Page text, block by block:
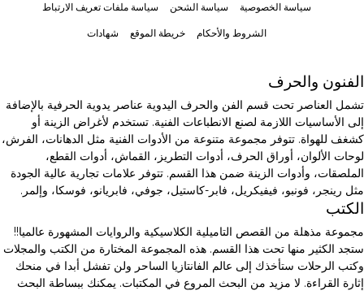
سياسة الخصوصية سياسة الشحن سياسة ملفات تعريف الارتباط
الشروط والأحكام خريطة الموقع شهادات
الفنون والحرف
تشمل العناصر تحت قسم الفن والحرف اليدوية عناصر يدوية الحرفية بالإضافة
إلى الأساسيات اللازمة لصنع الانطباعات الفنية. تستخدم لأغراض الزينة أو
كشغف للهواة. تتوفر مجموعة متنوعة من الأدوات الفنية مثل الدهانات، الفرش،
لوحات الألوان، أوراق الحرف، أدوات التطريز، القماش، أدوات القطع،
الملصقات، وأدوات الزينة ضمن هذا القسم. تتوفر علامات تجارية عالية الجودة
مثل رينجر، فونبو، فيفيكريل، فابر-كاستيل، جوفي، فابريانو، فوسكا، وإلمر.
الكتب
مجموعة مذهلة من القصص التاميلية الكلاسيكية والروايات المشهورة عالميا!!
ستجد الكثير منها تحت هذا القسم. هذه المجموعة المختارة من الكتب والمجلات
وكتب الرحلات ستأخذك إلى عالم الفانتازيا الساحر ولن تفشل أبدا في منحك
إثارة القراءة. لا مزيد من البحث المروع في المكتبات. يمكنك ببساطة البحث